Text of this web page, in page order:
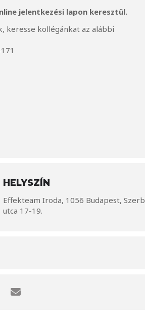
jelentkezési lapon keresztül.
keresse kollégánkat az alábbi
HELYSZÍN
Effekteam Iroda, 1056 Budapest, Szerb
utca 17-19.